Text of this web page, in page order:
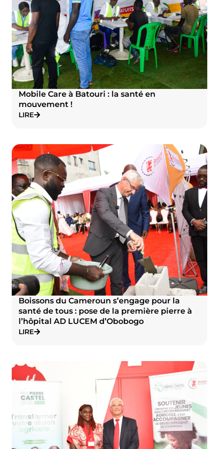
Mobile Care à Batouri : la santé en
mouvement !
LIRE
Boissons du Cameroun s’engage pour la
santé de tous : pose de la première pierre à
l’hôpital AD LUCEM d’Obobogo
LIRE